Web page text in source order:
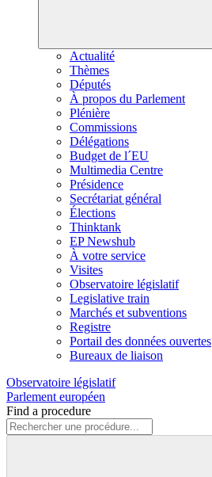
Actualité
Thèmes
Députés
À propos du Parlement
Plénière
Commissions
Délégations
Budget de l´EU
Multimedia Centre
Présidence
Secrétariat général
Élections
Thinktank
EP Newshub
À votre service
Visites
Observatoire législatif
Legislative train
Marchés et subventions
Registre
Portail des données ouvertes
Bureaux de liaison
Observatoire législatif
Parlement européen
Find a procedure